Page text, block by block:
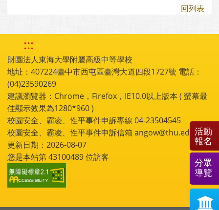
回列表
:::
財團法人東海大學附屬高級中等學校
地址：407224臺中市西屯區臺灣大道四段1727號 電話：
(04)23590269
建議瀏覽器：Chrome，Firefox，IE10.0以上版本 ( 螢幕最
佳顯示效果為1280*960 )
校園安全、霸凌、性平事件申訴專線 04-23504545
校園安全、霸凌、性平事件申訴信箱 angow@thu.edu.tw
更新日期：2026-08-07
您是本站第43100489位訪客
活動
報名
分眾
導覽